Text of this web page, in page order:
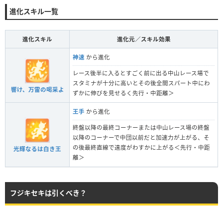
進化スキル一覧
進化スキル 進化元／スキル効果
響け、万雷の喝采よ
神速 から進化
レース後半に入るとすごく前に出る中山レース場で
スタミナが十分に高いとその後全間スパート中にわ
ずかに伸びを見せるく先行・中距離＞
光輝なるは白き王
王手 から進化
終盤以降の最終コーナーまたは中山レース場の終盤
以降のコーナーで中団以前だと加速力が上がる、そ
の後最終直線で遠度がわすかに上がる＜先行・中距
離＞
フジキセキは引くべき？